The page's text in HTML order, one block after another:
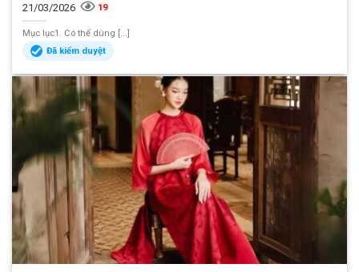
21/03/2026 19
Mục lục1. Có thể dùng [...]
Đã kiểm duyệt